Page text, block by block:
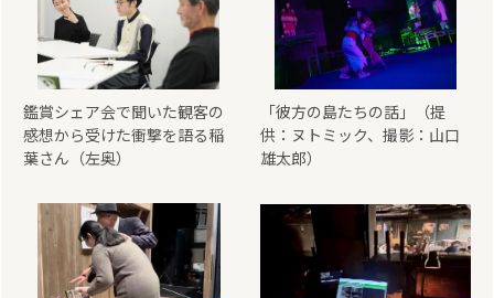
鑑賞シェア会で聞いた観客の
感想から受けた衝撃を語る稲
葉さん（左奥）
「彼方の島たちの話」（提
供：ヌトミック、撮影：山口
雄太郎）